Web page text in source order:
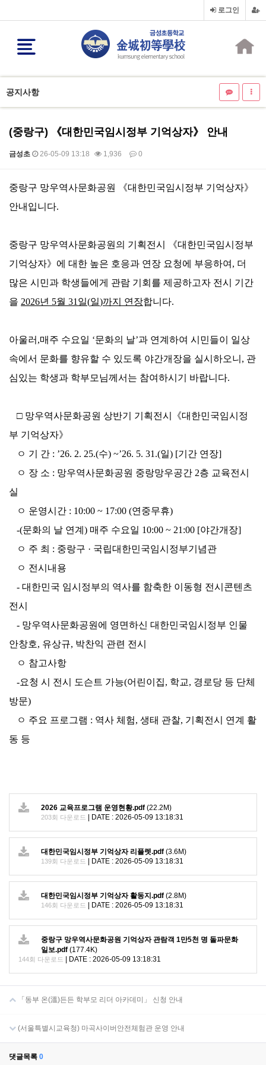
로그인
공지사항
(중랑구) 《대한민국임시정부 기억상자》 안내
금성초 26-05-09 13:18 1,936 0
본문
중랑구 망우역사문화공원 《대한민국임시정부 기억상자》
안내입니다.
중랑구 망우역사문화공원의 기획전시 《대한민국임시정부
기억상자》 에 대한 높은 호응과 연장 요청에 부응하여 , 더
많은 시민과 학생들에게 관람 기회를 제공하고자 전시 기간
을 2026년 5월 31 일(일)까지 연장합니다.
아울러 ,매주 수요일 ‘문화의 날’과 연계하여 시민들이 일상
속에서 문화를 향유할 수 있도록 야간개장을 실시하오니 , 관
심있는 학생과 학부모님께서는 참여하시기 바랍니다.
□ 망우역사문화공원 상반기 기획전시 《대한민국임시정
부 기억상자》
ㅇ 기 간 : ’26. 2. 25.(수) ~’26. 5. 31.(일) [기간 연장]
ㅇ 장 소 : 망우역사문화공원 중랑망우공간 2층 교육전시
실
ㅇ 운영시간 : 10:00 ~ 17:00 (연중무휴)
-(문화의 날 연계) 매주 수요일 10:00 ~ 21:00 [야간개장]
ㅇ 주 최 : 중랑구 · 국립대한민국임시정부기념관
ㅇ 전시내용
-대한민국 임시정부의 역사를 함축한 이동형 전시콘텐츠
전시
- 망우역사문화공원에 영면하신 대한민국임시정부 인물
안창호, 유상규, 박찬익 관련 전시
ㅇ 참고사항
-요청 시 전시 도슨트 가능(어린이집, 학교, 경로당 등 단체
방문)
ㅇ 주요 프로그램 : 역사 체험,생태 관찰, 기획전시 연계 활
동 등
2026 교육프로그램 운영현황.pdf (22.2M)
203회 다운로드 DATE : 2026-05-09 13:18:31
대한민국임시정부 기억상자 리플렛.pdf (3.6M)
139회 다운로드 DATE : 2026-05-09 13:18:31
대한민국임시정부 기억상자 활동지.pdf (2.8M)
146회 다운로드 DATE : 2026-05-09 13:18:31
중랑구 망우역사문화공원 기억상자 관람객 1만5천 명 돌파문화
일보.pdf (177.4K)
144회 다운로드 DATE : 2026-05-09 13:18:31
「동부 온(溫)든든 학부모 리더 아카데미」 신청 안내
(서울특별시교육청) 마곡사이버안전체험관 운영 안내
댓글목록 0